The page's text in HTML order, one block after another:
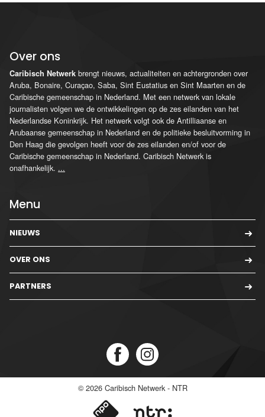
Over ons
Caribisch Netwerk brengt nieuws, actualiteiten en achtergronden over
Aruba, Bonaire, Curaçao, Saba, Sint Eustatius en Sint Maarten en de
Caribische gemeenschap in Nederland. Met een netwerk van lokale
journalisten volgen we de ontwikkelingen op de zes eilanden van het
Nederlandse Koninkrijk. Het netwerk volgt ook de Antilliaanse en
Arubaanse gemeenschap in Nederland en de politieke besluitvorming in
Den Haag die gevolgen heeft voor de zes eilanden en/of voor de
Caribische gemeenschap in Nederland. Caribisch Netwerk is
onafhankelijk. ...
Menu
NIEUWS
OVER ONS
PARTNERS
© 2026 Caribisch Netwerk - NTR